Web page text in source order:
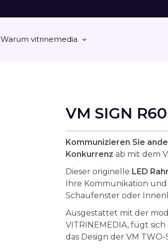
Warum vitrinemedia
VM SIGN R60
Kommunizieren Sie
Konkurrenz ab mit dem
Dieser originelle LED
Ihre Kommunikation
Schaufenster oder
Ausgestattet mit der
VITRINEMEDIA, fügt sich
das Design der VM TWO-